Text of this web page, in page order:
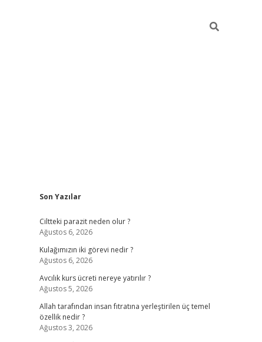
Sidebar
Son Yazılar
Ciltteki parazit neden olur ?
Ağustos 6, 2026
Kulağımızın iki görevi nedir ?
Ağustos 6, 2026
Avcılık kurs ücreti nereye yatırılır ?
Ağustos 5, 2026
Allah tarafından insan fıtratına yerleştirilen üç temel
özellik nedir ?
Ağustos 3, 2026